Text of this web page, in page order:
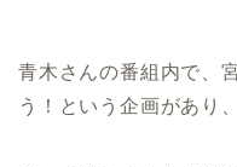
青木さんの番組内で、
う！という企画があり、